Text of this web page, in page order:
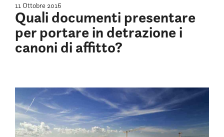
11 Ottobre 2016
Quali documenti presentare
per portare in detrazione i
canoni di affitto?